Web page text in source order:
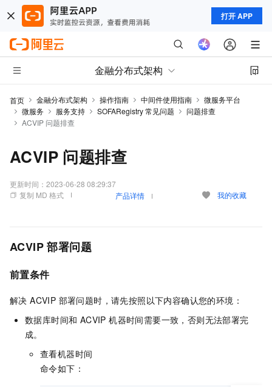
打开 APP
金融分布式架构
首页 金融分布式架构 操作指南 中间件使用指南
微服务平台
微服务
服务支持 SOFARegistry 常见问题
问题排查
ACVIP 问题排查
ACVIP 问题排查
更新时间： 2023-06-28 08:29:37
复制 MD 格式
产品详情 我的收藏
ACVIP 部署问题
前置条件
解决 ACVIP 部署问题时，请先按照以下内容确认您的环境：
数据库时间和 ACVIP 机器时间需要一致，否则无法部署完
成。
查看机器时间
命令如下：